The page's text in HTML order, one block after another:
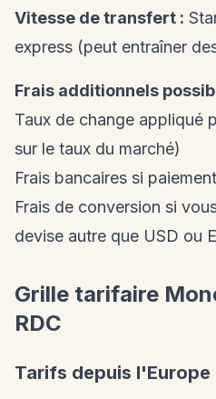
Vitesse de transfert :
express (peut entraîner
Frais additionnels
Taux de change appliqué
sur le taux du marché)
Frais bancaires si
Frais de conversion si
devise autre que USD ou
Grille tarifaire
RDC
Tarifs depuis l'Europe